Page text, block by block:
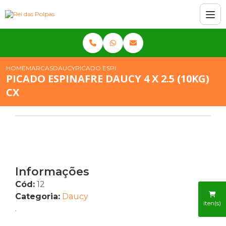
iten(s)
HOMEMARCASDAUCYPICADO ESPINAFRE DAUCY 4 X 2.5 (10KG) CX
PICADO ESPINAFRE DAUCY 4 X 2.5 (10KG)
CX
Informações
Cód: 12
Categoria: Daucy
.